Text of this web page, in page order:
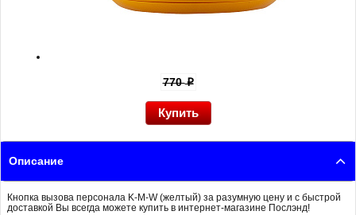
770p
Описание
Кнопка вызова персонала K-M-W (желтый) за разумную цену и с быстрой
доставкой Вы всегда можете купить в интернет-магазине Послэнд!